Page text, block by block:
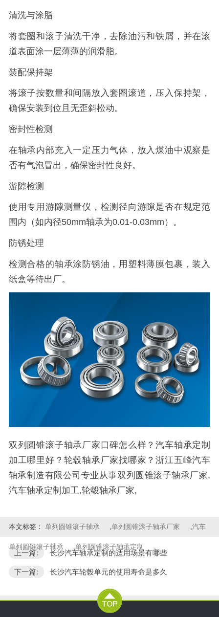
清洗与涂脂
将套圈和滚子清洗干净，去除油污和铁屑，并在滚
道表面涂一层薄薄的润滑脂。
装配保持架
将滚子按数量和间隔放入套圈滚道，压入保持架，
确保安装到位且无歪斜松动。
密封性检测
在轴承内部充入一定压力气体，放入煤油中观察是
否有气泡冒出，确保密封性良好。
游隙检测
使用专用游隙测量仪，检测径向游隙是否在规定范
围内（如内径50mm轴承为0.01-0.03mm）。
防锈处理
检测合格的轴承涂防锈油，用塑料薄膜包裹，装入
纸盒等待出厂。
双列圆锥滚子轴承厂家口碑怎么样？汽车轴承定制
加工哪里好？轮毂轴承厂家找哪家？浙江五峰汽车
轴承制造有限公司专业从事双列圆锥滚子轴承厂家,
汽车轴承定制加工,轮毂轴承厂家,
本文标签： 单列圆锥滚子轴承 ,单列圆锥滚子轴承厂家 汽车
单列圆锥滚子轴承 ,单列圆锥滚子轴承定制
上一篇: 长沙汽车轴承定制的适用场景有哪些
下一篇: 长沙汽车轮毂单元的使用寿命是多久